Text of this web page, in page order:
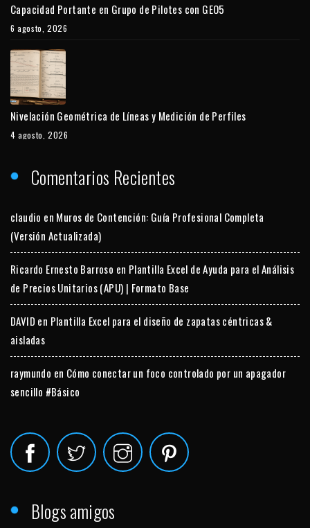
Capacidad Portante en Grupo de Pilotes con GEO5
6 agosto, 2026
Nivelación Geométrica de Líneas y Medición de Perfiles
4 agosto, 2026
Comentarios Recientes
claudio en Muros de Contención: Guía Profesional Completa
(Versión Actualizada)
Ricardo Ernesto Barroso en Plantilla Excel de Ayuda para el Análisis
de Precios Unitarios (APU) | Formato Base
DAVID en Plantilla Excel para el diseño de zapatas céntricas &
aisladas
raymundo en Cómo conectar un foco controlado por un apagador
sencillo #Básico
Blogs amigos